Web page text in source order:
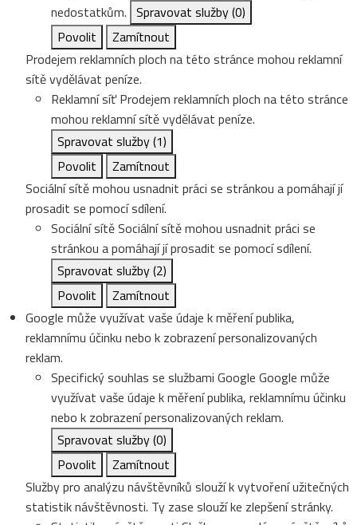
nedostatkům. Spravovat služby(0)
Povolit
Zamítnout
Prodejem reklamních ploch na této stránce mohou reklamní
sítě vydělávat peníze.
Reklamní síť Prodejem reklamních ploch na této stránce
mohou reklamní sítě vydělávat peníze.
Spravovat služby(1)
Povolit
Zamítnout
Sociální sítě mohou usnadnit práci se stránkou a pomáhají jí
prosadit se pomocí sdílení.
Sociální sítěSociální sítě mohou usnadnit práci se
stránkou a pomáhají jí prosadit se pomocí sdílení.
Spravovat služby(2)
Povolit
Zamítnout
Google může využívat vaše údaje k měření publika,
reklamnímu účinku nebo k zobrazení personalizovaných
reklam.
Specifický souhlas se službami Google Google může
využívat vaše údaje k měření publika, reklamnímu účinku
nebo k zobrazení personalizovaných reklam.
Spravovat služby(0)
Povolit
Zamítnout
Služby pro analýzu návštěvníků slouží k vytvoření užitečných
statistik návštěvnosti. Ty zase slouží ke zlepšení stránky.